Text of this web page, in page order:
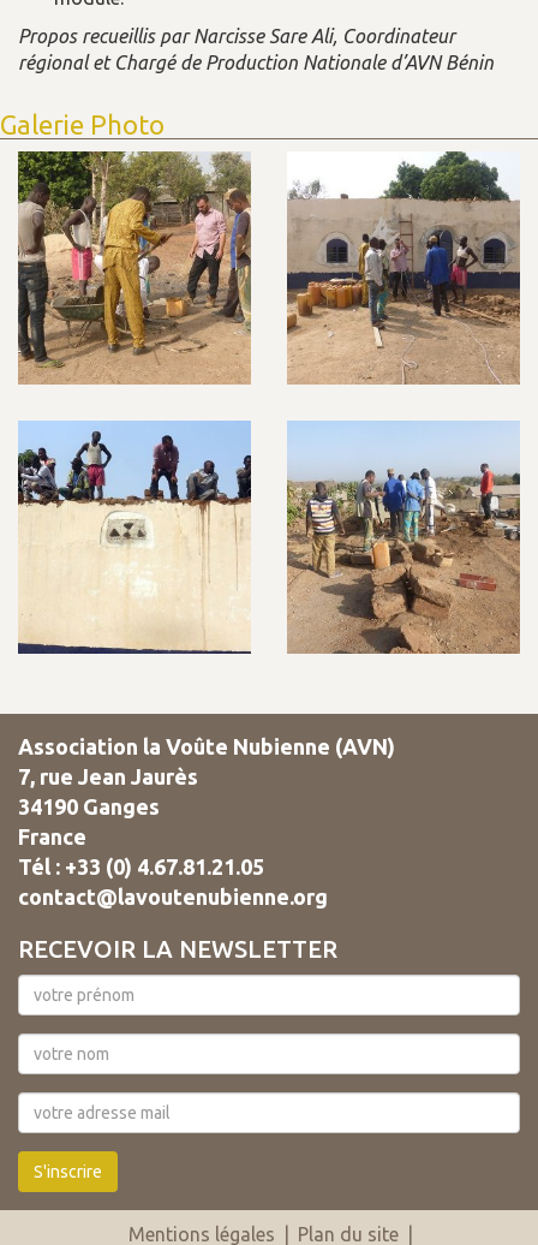
Propos recueillis par Narcisse Sare Ali, Coordinateur
régional et Chargé de Production Nationale d’AVN Bénin
Galerie Photo
Association la Voûte Nubienne (AVN)
7, rue Jean Jaurès
34190 Ganges
France
Tél : +33 (0) 4.67.81.21.05
contact@lavoutenubienne.org
RECEVOIR LA NEWSLETTER
S'inscrire
Mentions légales Plan du site